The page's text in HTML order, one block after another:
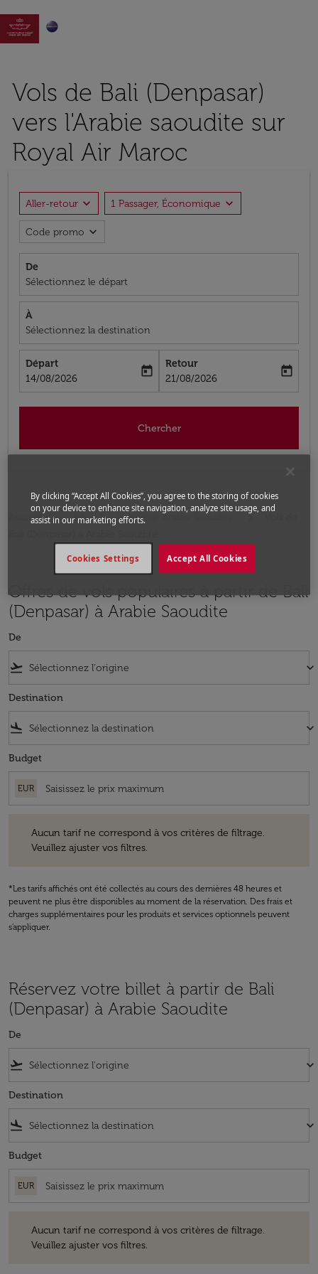

Vols de Bali (Denpasar)
vers l'Arabie saoudite sur
Royal Air Maroc
Aller-retour expand_more 1 Passager, Économique expand_more
Code promo expand_more
De
Sélectionnez le départ
À
Sélectionnez la destination
Départ
fc-booking-departure-date-aria-label
14/08/2026
today
Retour
fc-booking-return-date-aria-label
21/08/2026
today
Chercher
Accueil Vols Vols pour Arabie Saoudite
Offres de vols populaires à partir de Bali
(Denpasar) à Arabie Saoudite
De
flight_takeoff keyboard_arrow_down
Destination
flight_land keyboard_arrow_down
Budget
EUR
Aucun tarif ne correspond à vos critères de filtrage.
Veuillez ajuster vos filtres.
*Les tarifs affichés ont été collectés au cours des dernières 48 heures et
peuvent ne plus être disponibles au moment de la réservation. Des frais et
charges supplémentaires pour les produits et services optionnels peuvent
s'appliquer.
Réservez votre billet à partir de Bali
(Denpasar) à Arabie Saoudite
De
flight_takeoff keyboard_arrow_down
Destination
flight_land keyboard_arrow_down
Budget
EUR
Aucun tarif ne correspond à vos critères de filtrage.
Veuillez ajuster vos filtres.
By clicking “Accept All Cookies”, you agree to the storing of cookies
on your device to enhance site navigation, analyze site usage, and
assist in our marketing efforts.
Accept All Cookies
Cookies Settings